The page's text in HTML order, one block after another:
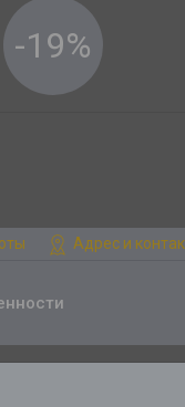
-19%
Адрес и